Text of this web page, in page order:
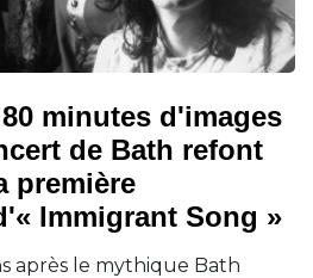
minutes d'images
de Bath refont
première
Immigrant Song »
après le mythique Bath